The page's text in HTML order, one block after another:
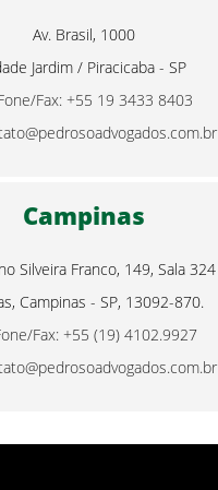
Av. Brasil, 1000
Jardim / Piracicaba - SP
Fax: +55 19 3433 8403
Campinas
Silveira Franco, 149, Sala 324
Campinas - SP, 13092-870.
Fax: +55 (19) 4102.9927